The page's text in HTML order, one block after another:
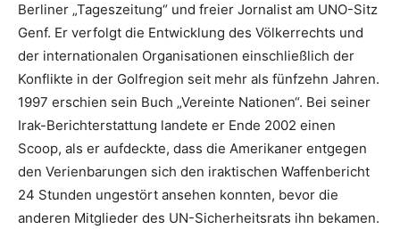
Berliner „Tageszeitung“ und freier Jornalist am UNO-Sitz
Genf. Er verfolgt die Entwicklung des Völkerrechts und
der internationalen Organisationen einschließlich der
Konflikte in der Golfregion seit mehr als fünfzehn Jahren.
1997 erschien sein Buch „Vereinte Nationen“. Bei seiner
Irak-Berichterstattung landete er Ende 2002 einen
Scoop, als er aufdeckte, dass die Amerikaner entgegen
den Verienbarungen sich den iraktischen Waffenbericht
24 Stunden ungestört ansehen konnten, bevor die
anderen Mitglieder des UN-Sicherheitsrats ihn bekamen.